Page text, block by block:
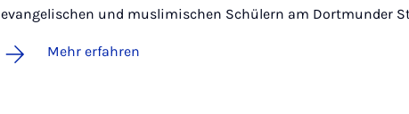
evangelischen und muslimischen Schülern am Dortmunder
Mehr erfahren